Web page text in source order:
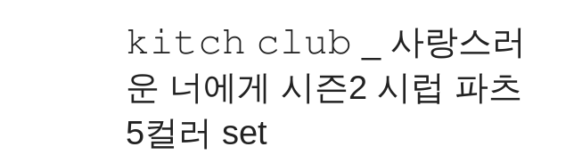
𝚔𝚒𝚝𝚌𝚑 𝚌𝚕𝚞𝚋 _ 사랑스러
운 너에게 시즌2 시럽 파츠
5컬러 set